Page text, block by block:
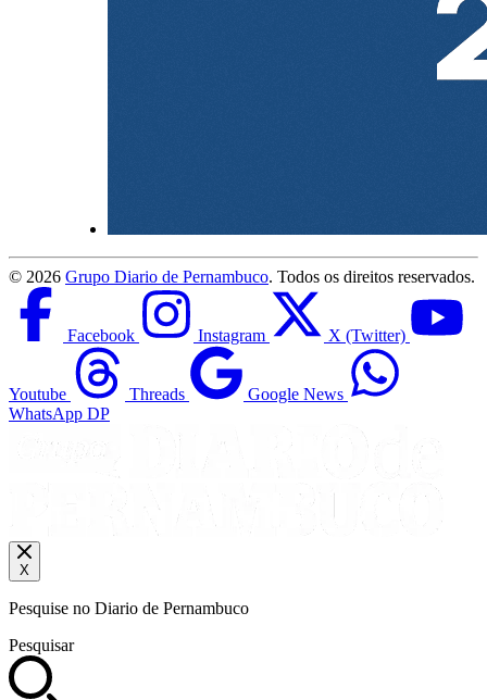
© 2026 Grupo Diario de Pernambuco. Todos os direitos reservados.
Facebook Instagram X (Twitter)
Youtube Threads
Google News
WhatsApp DP
X
Pesquise no Diario de Pernambuco
Pesquisar